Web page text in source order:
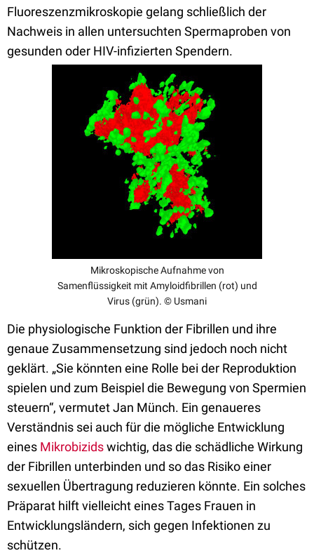
Fluoreszenzmikroskopie gelang schließlich der
Nachweis in allen untersuchten Spermaproben von
gesunden oder HIV-infizierten Spendern.
Mikroskopische Aufnahme von
Samenflüssigkeit mit Amyloidfibrillen (rot) und
Virus (grün). © Usmani
Die physiologische Funktion der Fibrillen und ihre
genaue Zusammensetzung sind jedoch noch nicht
geklärt. „Sie könnten eine Rolle bei der Reproduktion
spielen und zum Beispiel die Bewegung von Spermien
steuern“, vermutet Jan Münch. Ein genaueres
Verständnis sei auch für die mögliche Entwicklung
eines Mikrobizidswichtig, das die schädliche Wirkung
der Fibrillen unterbinden und so das Risiko einer
sexuellen Übertragung reduzieren könnte. Ein solches
Präparat hilft vielleicht eines Tages Frauen in
Entwicklungsländern, sich gegen Infektionen zu
schützen.